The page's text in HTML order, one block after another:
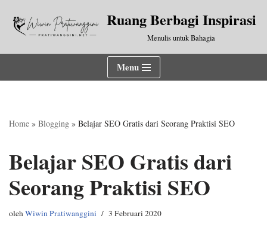
Lompat
Ruang Berbagi Inspirasi
Menulis untuk Bahagia
Menu
Home » Blogging » Belajar SEO Gratis dari Seorang Praktisi SEO
Belajar SEO Gratis dari
Seorang Praktisi SEO
olehWiwin Pratiwanggini 3 Februari 2020